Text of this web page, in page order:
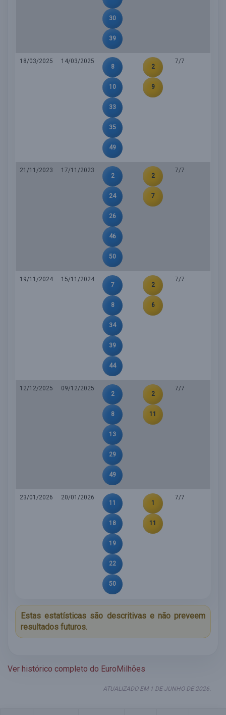
30
39
18/03/2025
14/03/2025
8
10
33
35
49
2
9
7/7
21/11/2023
17/11/2023
2
24
26
46
50
2
7
7/7
19/11/2024
15/11/2024
7
8
34
39
44
2
6
7/7
12/12/2025
09/12/2025
2
8
13
29
49
2
11
7/7
23/01/2026
20/01/2026
11
18
19
22
50
1
11
7/7
Estas estatísticas são descritivas e não preveem
resultados futuros.
Ver histórico completo do EuroMilhões
ATUALIZADO EM 1 DE JUNHO DE 2026.